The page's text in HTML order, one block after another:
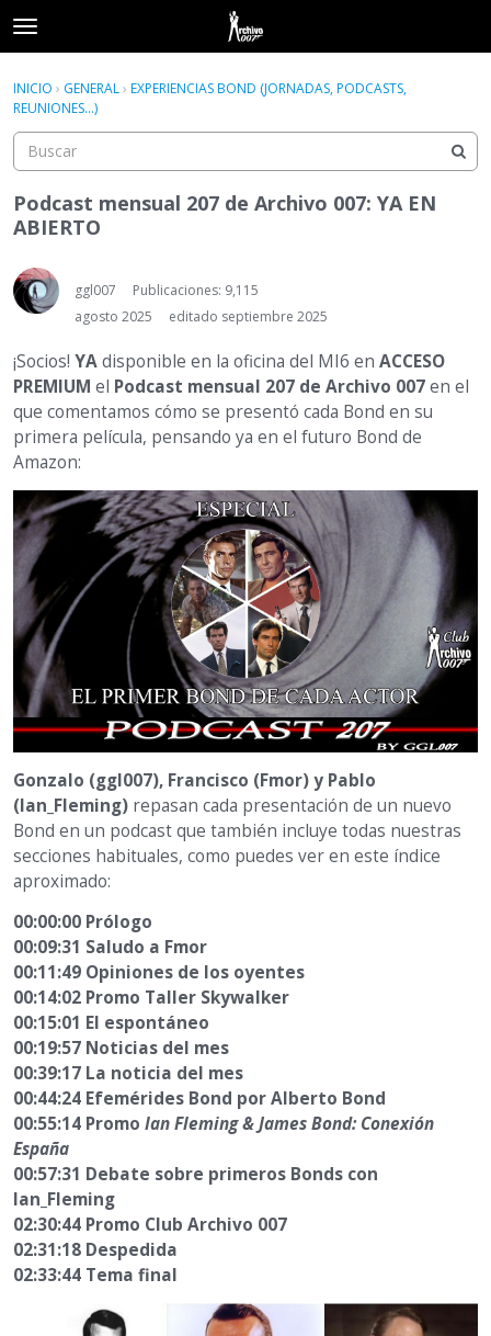
t
o
g
g
l
e
m
e
n
Acceder Registrarse
Categorías
Hilos
Actividad
Acceder Registrarse
INICIO › GENERAL› EXPERIENCIAS BOND (JORNADAS, PODCASTS,
REUNIONES...)
Podcast mensual 207 de Archivo 007: YA EN
ABIERTO
ggl007
Publicaciones: 9,115
agosto 2025
editado septiembre 2025
¡Socios! YAdisponible en la oficina del MI6 en ACCESO
PREMIUM el Podcast mensual 207 de Archivo 007en el
que comentamos cómo se presentó cada Bond en su
primera película, pensando ya en el futuro Bond de
Amazon:
Gonzalo (ggl007), Francisco (Fmor) y Pablo
(Ian_Fleming) repasan cada presentación de un nuevo
Bond en un podcast que también incluye todas nuestras
secciones habituales, como puedes ver en este índice
aproximado:
00:00:00 Prólogo
00:09:31 Saludo a Fmor
00:11:49 Opiniones de los oyentes
00:14:02 Promo Taller Skywalker
00:15:01 El espontáneo
00:19:57 Noticias del mes
00:39:17 La noticia del mes
00:44:24 Efemérides Bond por Alberto Bond
00:55:14 Promo Ian Fleming & James Bond: Conexión
España
00:57:31 Debate sobre primeros Bonds con
Ian_Fleming
02:30:44 Promo Club Archivo 007
02:31:18 Despedida
02:33:44 Tema final